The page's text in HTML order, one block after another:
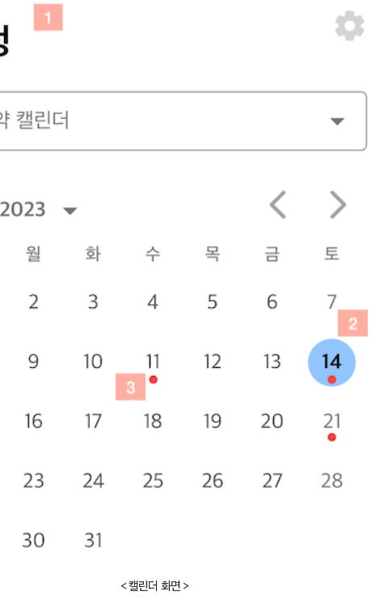
< 캘린더 화면 >